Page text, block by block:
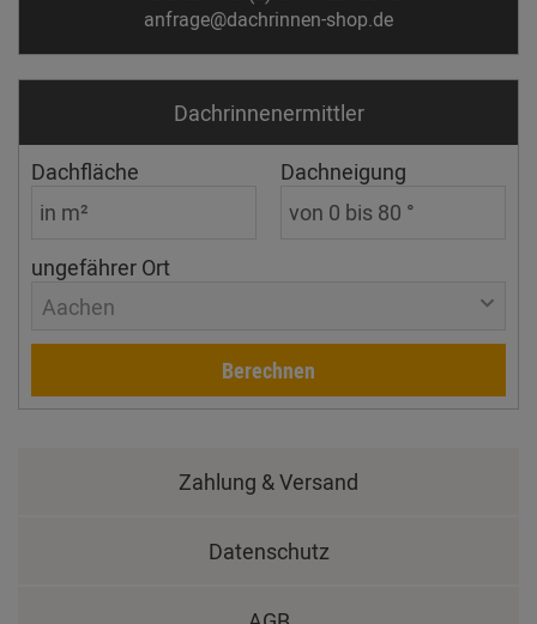
anfrage@dachrinnen-shop.de
Dachrinnen­ermittler
Dachfläche Dachneigung
ungefährer Ort
Aachen
Berechnen
Zahlung & Versand
Datenschutz